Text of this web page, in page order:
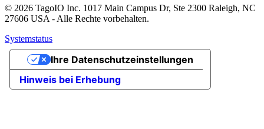
© 2026 TagoIO Inc. 1017 Main Campus Dr, Ste 2300 Raleigh, NC
27606 USA - Alle Rechte vorbehalten.
Systemstatus
Hinweis bei Erhebung
Ihre Datenschutzeinstellungen